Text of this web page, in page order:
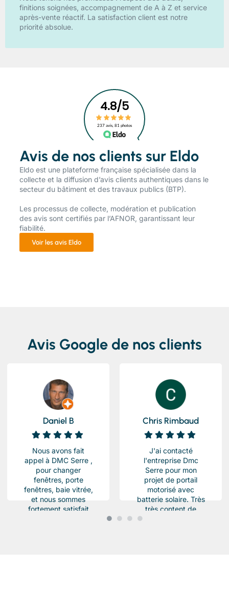
finitions soignées, accompagnement de A à Z et service
après-vente réactif. La satisfaction client est notre
priorité absolue.
Avis de nos clients sur Eldo
​Eldo est une plateforme française spécialisée dans la
collecte et la diffusion d’avis clients authentiques dans le
secteur du bâtiment et des travaux publics (BTP).
Les processus de collecte, modération et publication
des avis sont certifiés par l’AFNOR, garantissant leur
fiabilité.
Voir les avis Eldo
Avis Google de nos clients
Daniel B
Nous avons fait
appel à DMC Serre ,
pour changer
fenêtres, porte
fenêtres, baie vitrée,
et nous sommes
fortement satisfait
Chris Rimbaud
J'ai contacté
l'entreprise Dmc
Serre pour mon
projet de portail
motorisé avec
batterie solaire. Très
très content de
l'équipe Beau travail